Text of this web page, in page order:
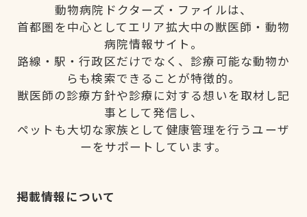
動物病院ドクターズ・ファイルは、
首都圏を中心としてエリア拡大中の獣医師・動物
病院情報サイト。
路線・駅・行政区だけでなく、診療可能な動物か
らも検索できることが特徴的。
獣医師の診療方針や診療に対する想いを取材し記
事として発信し、
ペットも大切な家族として健康管理を行うユーザ
ーをサポートしています。
掲載情報について